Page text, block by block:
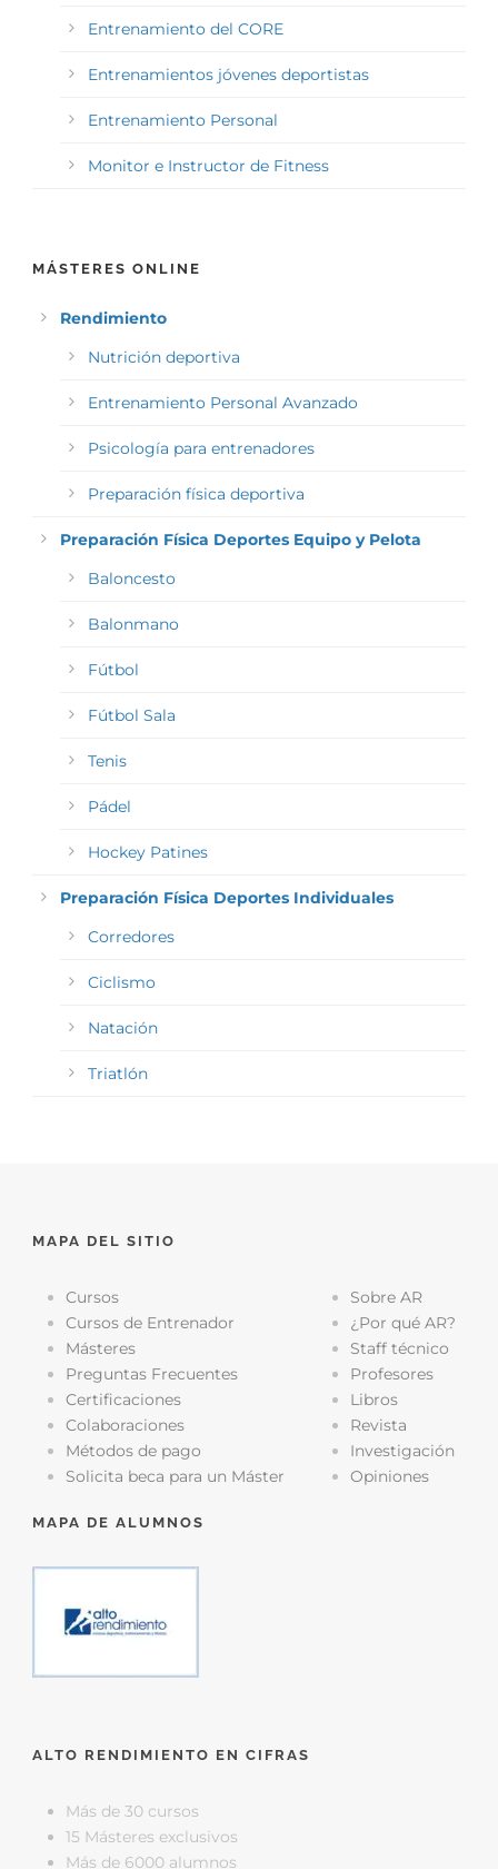
Entrenamiento del CORE
Entrenamientos jóvenes deportistas
Entrenamiento Personal
Monitor e Instructor de Fitness
MÁSTERES ONLINE
Rendimiento
Nutrición deportiva
Entrenamiento Personal Avanzado
Psicología para entrenadores
Preparación física deportiva
Preparación Física Deportes Equipo y Pelota
Baloncesto
Balonmano
Fútbol
Fútbol Sala
Tenis
Pádel
Hockey Patines
Preparación Física Deportes Individuales
Corredores
Ciclismo
Natación
Triatlón
MAPA DEL SITIO
Cursos
Cursos de Entrenador
Másteres
Preguntas Frecuentes
Certificaciones
Colaboraciones
Métodos de pago
Solicita beca para un Máster
Sobre AR
¿Por qué AR?
Staff técnico
Profesores
Libros
Revista
Investigación
Opiniones
MAPA DE ALUMNOS
ALTO RENDIMIENTO EN CIFRAS
Más de 30 cursos
15 Másteres exclusivos
Más de 6000 alumnos